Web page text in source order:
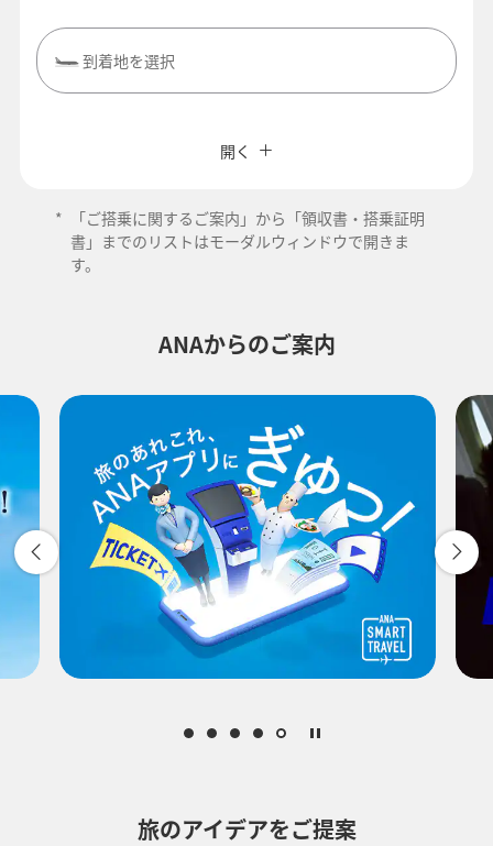
到着地を選択
時間帯指定なし
復路出発日および時間帯
時間帯指定なし
往復で異なるクラスで検索
よく使う情報を登録する
開く
*
「ご搭乗に関するご案内」から「領収書・搭乗証明
書」までのリストはモーダルウィンドウで開きま
す。
ANAからのご案内
旅のアイデアをご提案